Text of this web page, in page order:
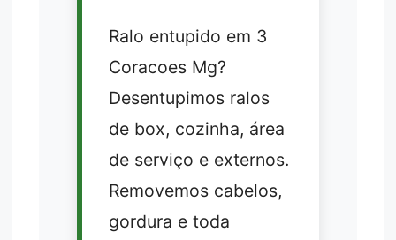
Ralo entupido em 3
Coracoes Mg?
Desentupimos ralos
de box, cozinha, área
de serviço e externos.
Removemos cabelos,
gordura e toda